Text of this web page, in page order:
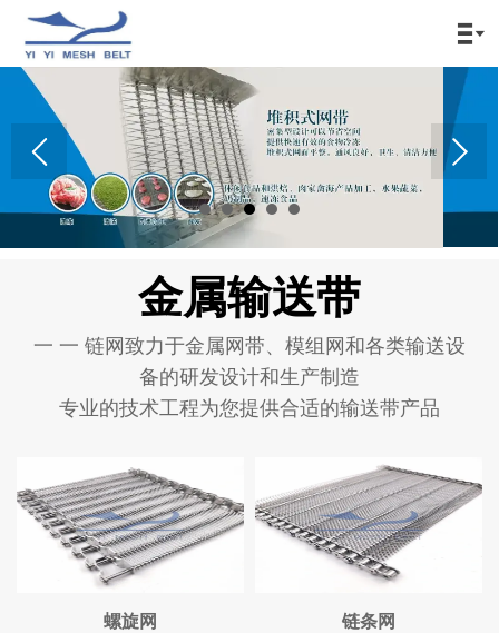

金属输送带
一 一 链网致力于金属网带、模组网和各类输送设
备的研发设计和生产制造
专业的技术工程为您提供合适的输送带产品
螺旋网 链条网